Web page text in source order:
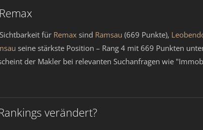
für Remax sind Ramsau (669 Punkte),
seine stärkste Position – Rang 4 mit 669 Punkten
der Makler bei relevanten Suchanfragen wie
verändert?